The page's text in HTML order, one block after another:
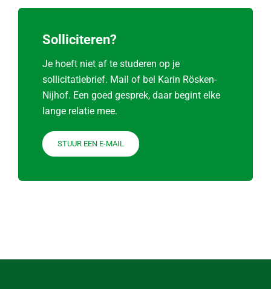
Solliciteren?
Je hoeft niet af te studeren op je
sollicitatiebrief. Mail of bel Karin Rösken-
Nijhof. Een goed gesprek, daar begint elke
lange relatie mee.
STUUR EEN E-MAIL